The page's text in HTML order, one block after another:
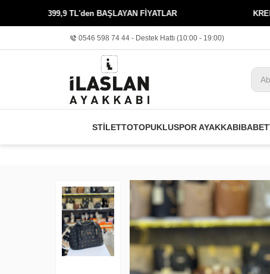
TL'den BAŞLAYAN FİYATLAR KREDİ KARTINA 3
0546 598 74 44 - Destek Hattı (10:00 - 19:00)
STİLETTOTOPUKLUSPOR AYAKKABIBABET